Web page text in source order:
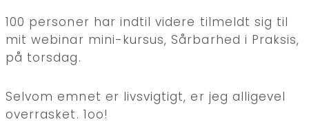
100 personer har indtil videre tilmeldt sig til
mit webinar mini-kursus, Sårbarhed i Praksis,
på torsdag.
Selvom emnet er livsvigtigt, er jeg alligevel
overrasket. 1oo!